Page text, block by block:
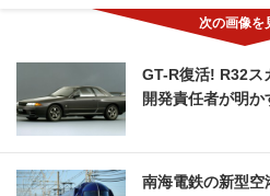
GT-R復活! R32ス
開発責任者が明
南海電鉄の新型空